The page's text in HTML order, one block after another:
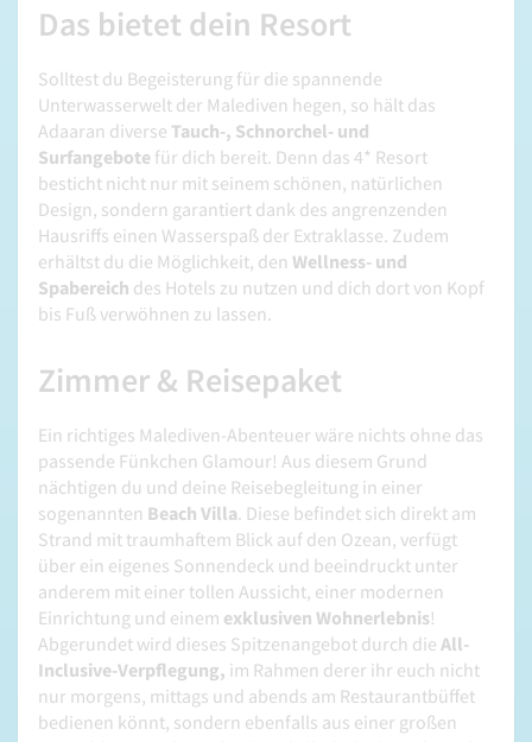
Das bietet dein Resort
Solltest du Begeisterung für die spannende
Unterwasserwelt der Malediven hegen, so hält das
Adaaran diverse Tauch-, Schnorchel- und
Surfangebote für dich bereit. Denn das 4* Resort
besticht nicht nur mit seinem schönen, natürlichen
Design, sondern garantiert dank des angrenzenden
Hausriffs einen Wasserspaß der Extraklasse. Zudem
erhältst du die Möglichkeit, den Wellness- und
Spabereich des Hotels zu nutzen und dich dort von Kopf
bis Fuß verwöhnen zu lassen.
Zimmer & Reisepaket
Ein richtiges Malediven-Abenteuer wäre nichts ohne das
passende Fünkchen Glamour! Aus diesem Grund
nächtigen du und deine Reisebegleitung in einer
sogenannten Beach Villa . Diese befindet sich direkt am
Strand mit traumhaftem Blick auf den Ozean, verfügt
über ein eigenes Sonnendeck und beeindruckt unter
anderem mit einer tollen Aussicht, einer modernen
Einrichtung und einem exklusiven Wohnerlebnis!
Abgerundet wird dieses Spitzenangebot durch die All-
Inclusive-Verpflegung, im Rahmen derer ihr euch nicht
nur morgens, mittags und abends am Restaurantbüffet
bedienen könnt, sondern ebenfalls aus einer großen